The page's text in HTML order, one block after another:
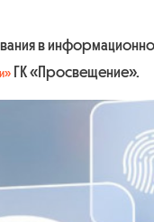
в
ГК «Просвещение».